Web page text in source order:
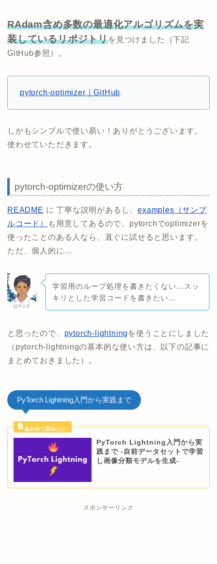
RAdam含め多数の最適化アルゴリズムを実
装しているリポジトリを見つけました（下記
GitHub参照）。
pytorch-optimizer｜GitHub
しかもシンプルで使い易い！ありがとうございます。
使わせていただきます。
pytorch-optimizerの使い方
README に 丁寧な説明があるし、examples（サンプ
ルコード）
も用意してあるので、pytorchでoptimizerを
使ったことのある人なら、直ぐに試せると思います。
ただ、個人的に…
はやぶさ
学習用のループ処理を書きたくない…スッ
キリとした学習コードを書きたい…
と思ったので、 pytorch-lightning を使うことにしました
（pytorch-lightningの基本的な使い方は、以下の記事に
まとめておきました）。
PyTorch Lightning入門から実践まで
PyTorch Lightning入門から実
践まで -自前データセットで学習
し画像分類モデルを生成-
スポンサーリンク